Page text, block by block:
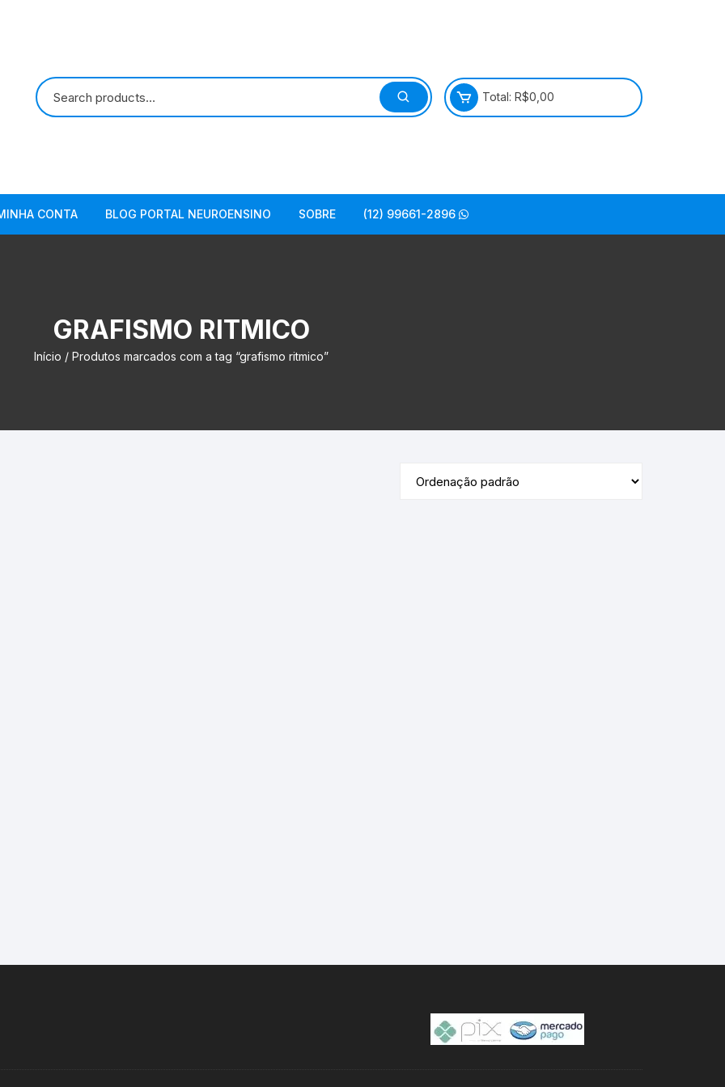
Total: R$0,00
CONTA BLOG PORTAL NEUROENSINO SOBRE (12) 99661-2896
GRAFISMO RITMICO
Início / Produtos marcados com a tag “grafismo ritmico”